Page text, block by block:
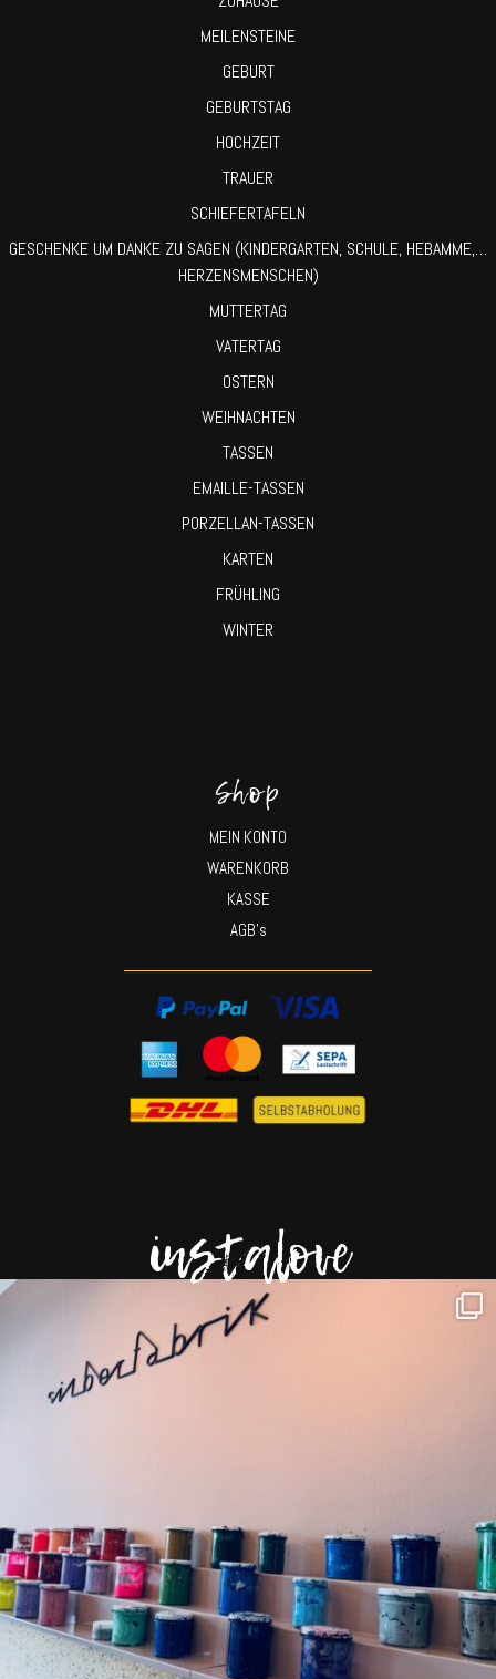
MEILENSTEINE
GEBURT
GEBURTSTAG
HOCHZEIT
TRAUER
SCHIEFERTAFELN
GESCHENKE UM DANKE ZU SAGEN (KINDERGARTEN, SCHULE, HEBAMME,…
HERZENSMENSCHEN)
MUTTERTAG
VATERTAG
OSTERN
WEIHNACHTEN
TASSEN
EMAILLE-TASSEN
PORZELLAN-TASSEN
KARTEN
FRÜHLING
WINTER
Shop
MEIN KONTO
WARENKORB
KASSE
AGB’s
instalove